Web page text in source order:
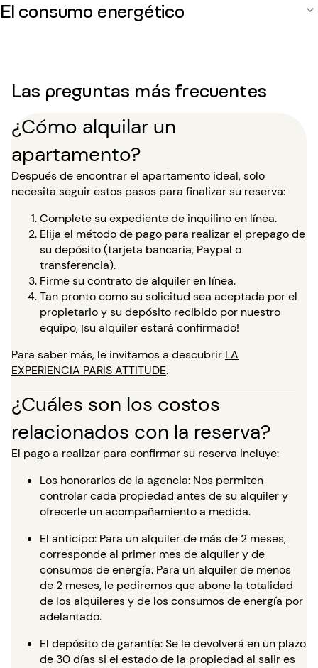
El consumo energético
Las preguntas más frecuentes
¿Cómo alquilar un
apartamento?
Después de encontrar el apartamento ideal, solo
necesita seguir estos pasos para finalizar su reserva:
Complete su expediente de inquilino en línea.
Elija el método de pago para realizar el prepago de
su depósito (tarjeta bancaria, Paypal o
transferencia).
Firme su contrato de alquiler en línea.
Tan pronto como su solicitud sea aceptada por el
propietario y su depósito recibido por nuestro
equipo, ¡su alquiler estará confirmado!
Para saber más, le invitamos a descubrir LA
EXPERIENCIA PARIS ATTITUDE.
¿Cuáles son los costos
relacionados con la reserva?
El pago a realizar para confirmar su reserva incluye:
Los honorarios de la agencia: Nos permiten
controlar cada propiedad antes de su alquiler y
ofrecerle un acompañamiento a medida.
El anticipo: Para un alquiler de más de 2 meses,
corresponde al primer mes de alquiler y de
consumos de energía. Para un alquiler de menos
de 2 meses, le pediremos que abone la totalidad
de los alquileres y de los consumos de energía por
adelantado.
El depósito de garantía: Se le devolverá en un plazo
de 30 días si el estado de la propiedad al salir es